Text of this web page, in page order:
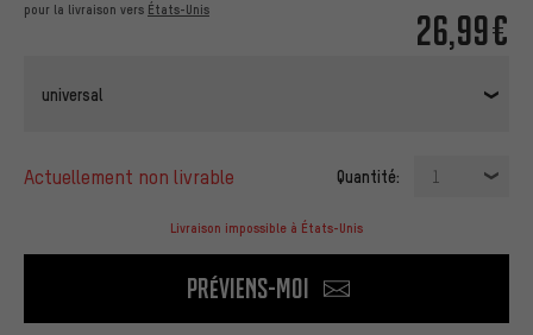
26,99€
pour la livraison vers États-Unis
universal
actuellement non livrable Quantité: 1
Livraison impossible à États-Unis
Préviens-moi